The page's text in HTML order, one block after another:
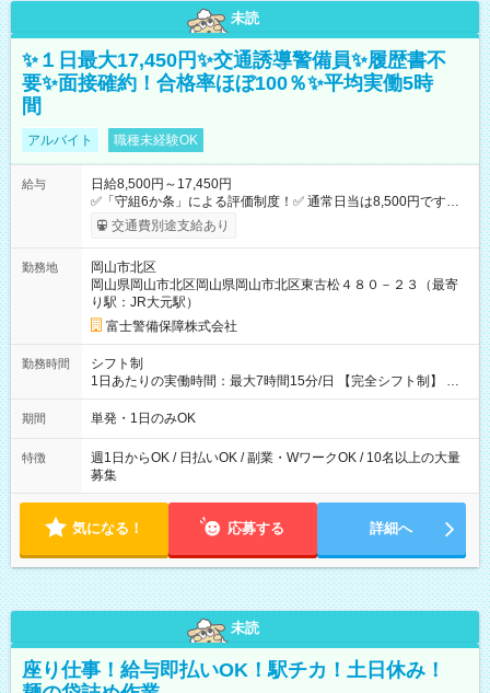
未読
✨１日最大17,450円✨交通誘導警備員✨履歴書不
要✨面接確約！合格率ほぼ100％✨平均実働5時
間
アルバイト 職種未経験OK
給与
日給8,500円～17,450円
✅「守組6か条」による評価制度！✅ 通常日当は8,500円ですが
上記評価制度により「S級隊員」と認定されれば10,000円の日当
を支給します。 (1)上記勤務者が交通2級資格者の場合10,000円
14,375円 (3)上記現場が日祝深夜の場合 17,250円 (4)上記勤務
者が現場までの運転者の場合17,250+200円＝17,450円 -----------
------------------------------- *最高日当額 17,450円* （実働時間5
時間の場合、時給3,490円） ------------------------------------------ よ
り上位の資格取得やリーダー手当を取得すると ”さらに”加算さ
れます！ ※日当支給時振込手数料等は一切ありません。 【試用
期間】試用期間なし
交通費別途支給あり
勤務地
岡山市北区
岡山県岡山市北区岡山県岡山市北区東古松４８０－２３（最寄
り駅：JR大元駅）
富士警備保障株式会社
勤務時間
シフト制
1日あたりの実働時間：最大7時間15分/日 【完全シフト制】 例
(1) 8：00~17:00（休憩１h） 例(2) 13:00~16:00（早上がりでも
全額支給！） 例(3) 21:00~5:00（夜勤なら日当1.25倍！！）
期間 単発・1日のみOK
特徴
週1日からOK / 日払いOK / 副業・WワークOK / 10名以上の大量
募集
気になる！ 応募する 詳細へ
未読
座り仕事！給与即払いOK！駅チカ！土日休み！